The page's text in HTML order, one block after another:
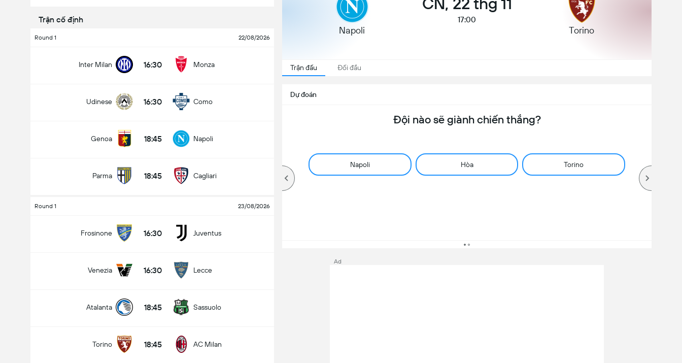
Trận cố định
Round 1 22/08/2026
Inter Milan 16:30 Monza
Udinese 16:30 Como
Genoa 18:45 Napoli
Parma 18:45 Cagliari
Round 1 23/08/2026
Frosinone 16:30 Juventus
Venezia 16:30 Lecce
Atalanta 18:45 Sassuolo
Torino 18:45 AC Milan
Napoli
17:00
Torino
Trận đấu Đối đầu
Dự đoán
Đội nào sẽ giành chiến thắng?
Napoli Hòa Torino
Ad